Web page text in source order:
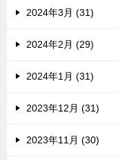
2024年3月 (31)
2024年2月 (29)
2024年1月 (31)
2023年12月 (31)
2023年11月 (30)